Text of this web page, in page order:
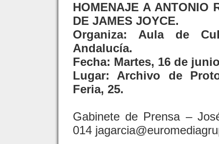
HOMENAJE A ANTONIO
DE JAMES JOYCE.
Organiza: Aula de
Andalucía.
Fecha: Martes, 16 de
Lugar: Archivo de
Feria, 25.
Gabinete de Prensa –
014